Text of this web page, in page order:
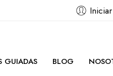
GUIADAS BLOG